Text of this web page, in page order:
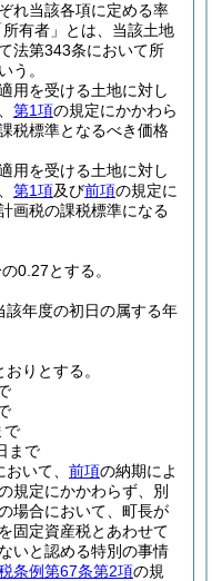
れ当該各項に定める率
所有者」とは、当該土地
法第343条において所
う。
用を受ける土地に対し
第1項の規定にかかわら
税標準となるべき価格
用を受ける土地に対し
第1項及び前項の規定に
画税の課税標準になる
0.27とする。
年度の初日の属する年
りとする。
で
まで
いて、 前項の納期によ
規定にかかわらず、別
場合において、町長が
固定資産税とあわせて
いと認める特別の事情
条例第67条第2項の規